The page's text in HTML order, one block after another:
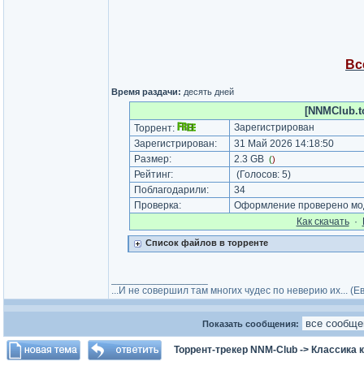
Время раздачи: десять дней
Торрент:
Зарегистрирован
Зарегистрирован:
31 Май 2026 14:18:50
Размер:
2.3 GB ()
Рейтинг: (Голосов: 5)
Поблагодарили:
34
Проверка:
Оформление проверено
Как cкачать·
Список файлов в торренте
...И не совершил там многих чудес по неверию их...
Показать сообщения:
Торрент-трекер NNM-Club -> Классика